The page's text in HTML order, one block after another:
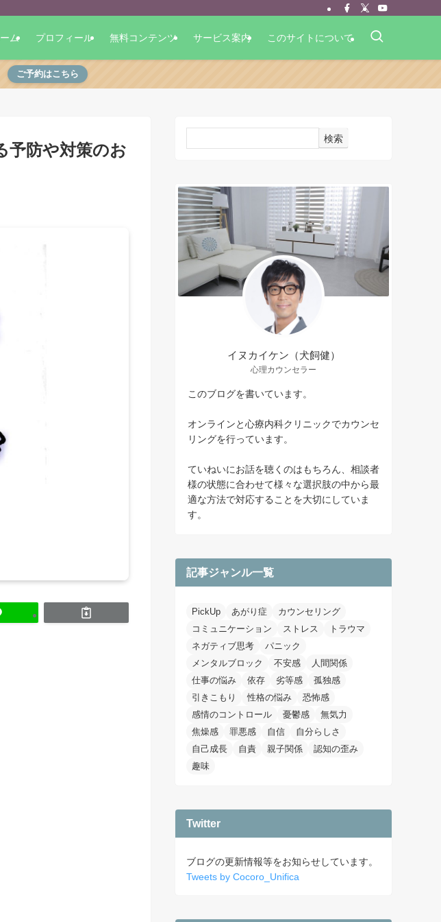
ム プロフィール 無料コンテンツ サービス案内 このサイトについて
ご予約はこちら
予防や対策のお
検索
イヌカイケン（犬飼健）
心理カウンセラー
このブログを書いています。
オンラインと心療内科クリニックでカウンセ
リングを行っています。
ていねいにお話を聴くのはもちろん、相談者
様の状態に合わせて様々な選択肢の中から最
適な方法で対応することを大切にしていま
す。
記事ジャンル一覧
PickUp あがり症
カウンセリング
コミュニケーション
ストレス
トラウマ
ネガティブ思考
パニック
メンタルブロック
不安感
人間関係
仕事の悩み
依存 劣等感
孤独感
引きこもり
性格の悩み
恐怖感
感情のコントロール
憂鬱感
無気力
焦燥感
罪悪感 自信
自分らしさ
自己成長
自責 親子関係
認知の歪み
趣味
Twitter
ブログの更新情報等をお知らせしています。
Tweets by Cocoro_Unifica